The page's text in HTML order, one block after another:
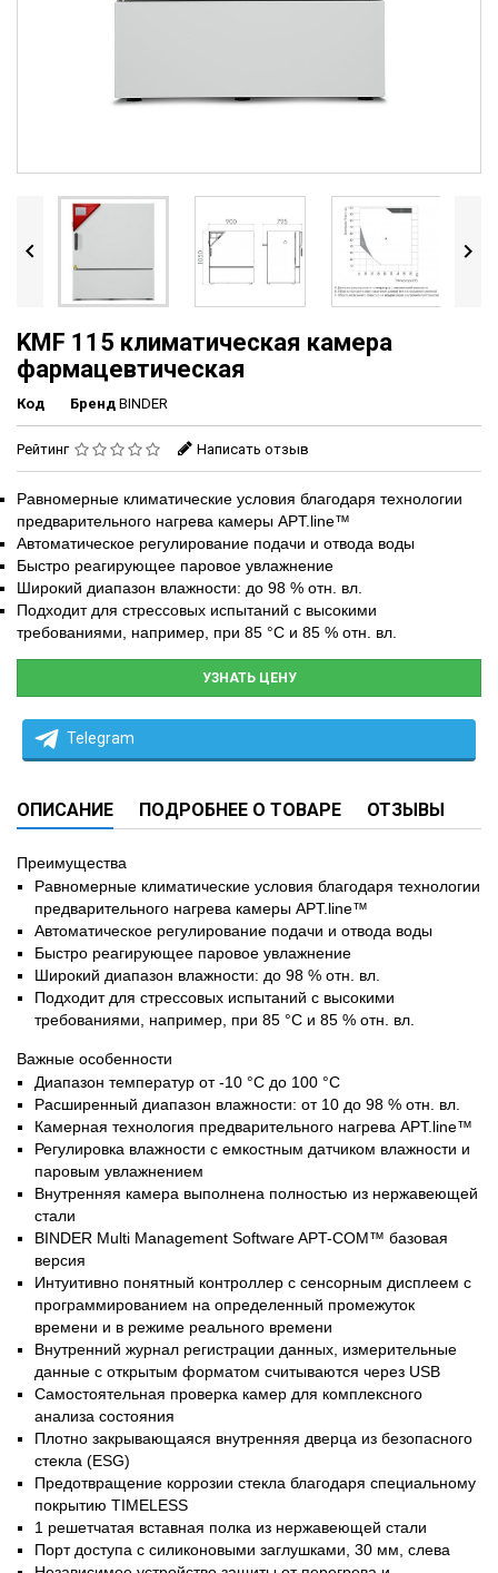
 
KMF 115 климатическая камера
фармацевтическая
Код Бренд BINDER
Рейтинг Написать отзыв
Равномерные климатические условия благодаря технологии
предварительного нагрева камеры APT.line™
Автоматическое регулирование подачи и отвода воды
Быстро реагирующее паровое увлажнение
Широкий диапазон влажности: до 98 % отн. вл.
Подходит для стрессовых испытаний с высокими
требованиями, например, при 85 °C и 85 % отн. вл.
УЗНАТЬ ЦЕНУ
Telegram
ОПИСАНИЕ ПОДРОБНЕЕ О ТОВАРЕ ОТЗЫВЫ
Преимущества
Равномерные климатические условия благодаря технологии
предварительного нагрева камеры APT.line™
Автоматическое регулирование подачи и отвода воды
Быстро реагирующее паровое увлажнение
Широкий диапазон влажности: до 98 % отн. вл.
Подходит для стрессовых испытаний с высокими
требованиями, например, при 85 °C и 85 % отн. вл.
Важные особенности
Диапазон температур от -10 °C до 100 °C
Расширенный диапазон влажности: от 10 до 98 % отн. вл.
Камерная технология предварительного нагрева APT.line™
Регулировка влажности с емкостным датчиком влажности и
паровым увлажнением
Внутренняя камера выполнена полностью из нержавеющей
стали
BINDER Multi Management Software APT-COM™ базовая
версия
Интуитивно понятный контроллер с сенсорным дисплеем с
программированием на определенный промежуток
времени и в режиме реального времени
Внутренний журнал регистрации данных, измерительные
данные с открытым форматом считываются через USB
Самостоятельная проверка камер для комплексного
анализа состояния
Плотно закрывающаяся внутренняя дверца из безопасного
стекла (ESG)
Предотвращение коррозии стекла благодаря специальному
покрытию TIMELESS
1 решетчатая вставная полка из нержавеющей стали
Порт доступа с силиконовыми заглушками, 30 мм, слева